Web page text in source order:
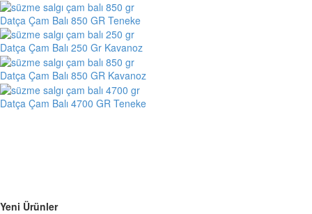
Datça Çam Balı 850 GR Teneke
Datça Çam Balı 250 Gr Kavanoz
Datça Çam Balı 850 GR Kavanoz
Datça Çam Balı 4700 GR Teneke
Yeni Ürünler